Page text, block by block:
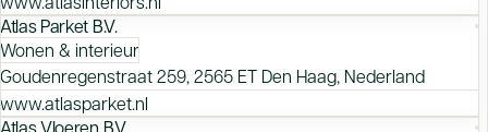
Atlas Parket B.V.
Wonen & interieur
Goudenregenstraat 259, 2565 ET Den Haag, Nederland
www.atlasparket.nl
Atlas Vloeren B.V.